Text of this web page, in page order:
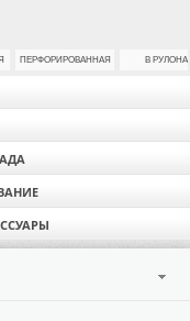
ПЕРФОРИРОВАННАЯ В